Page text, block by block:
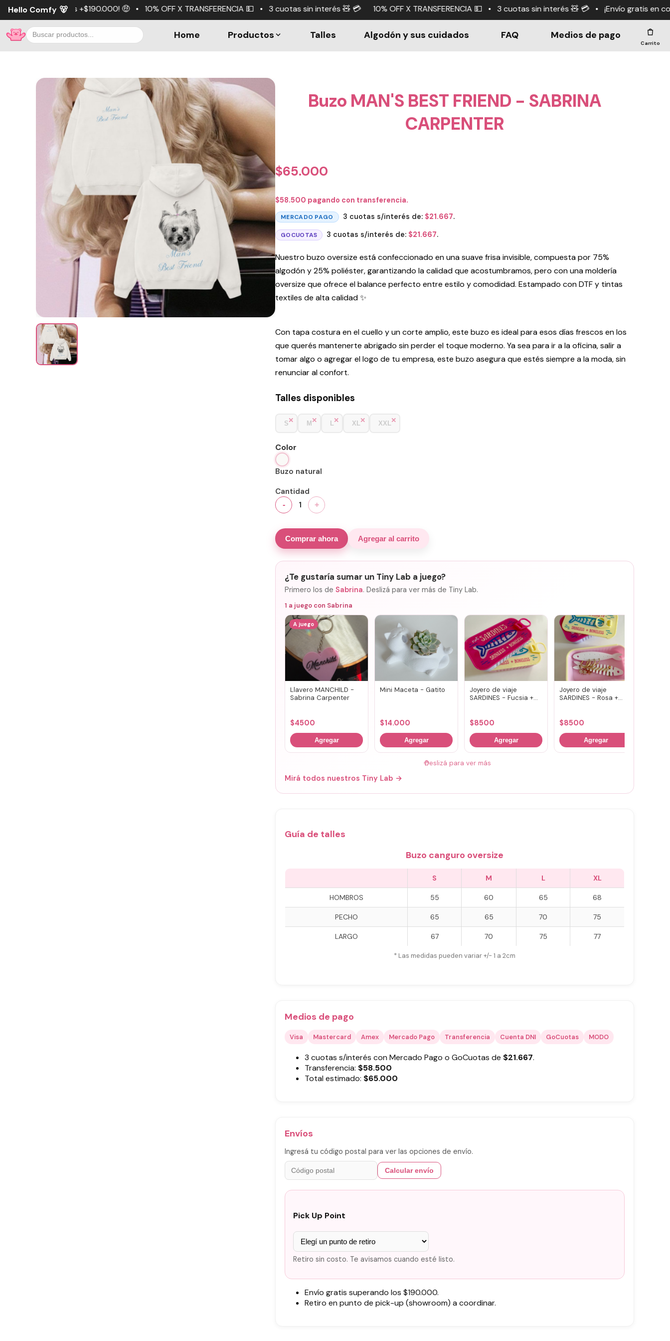
Hello Comfy 🐻
🤑 • 10% OFF X TRANSFERENCIA 💵 • 3 cuotas sin interés 🧸 💳 10% OFF X TRANSFERENCIA 💵 • 3 cuotas sin interés 🧸 💳 • ¡Envío gratis en compras +$190.000! 🤑
Home Productos Talles Algodón y sus cuidados FAQ Medios de pago
Carrito
Buzo MAN'S BEST FRIEND - SABRINA
CARPENTER
$65.000
$58.500 pagando con transferencia.
MERCADO PAGO 3 cuotas s/interés de: $21.667.
GOCUOTAS 3 cuotas s/interés de: $21.667.
Nuestro buzo oversize está confeccionado en una suave frisa invisible, compuesta por 75%
algodón y 25% poliéster, garantizando la calidad que acostumbramos, pero con una moldería
oversize que ofrece el balance perfecto entre estilo y comodidad. Estampado con DTF y tintas
textiles de alta calidad ✨
Con tapa costura en el cuello y un corte amplio, este buzo es ideal para esos días frescos en los
que querés mantenerte abrigado sin perder el toque moderno. Ya sea para ir a la oficina, salir a
tomar algo o agregar el logo de tu empresa, este buzo asegura que estés siempre a la moda, sin
renunciar al confort.
Talles disponibles
S M L XL XXL
Color
Buzo natural
Cantidad
- 1 +
Comprar ahora Agregar al carrito
¿Te gustaría sumar un Tiny Lab a juego?
Primero los de Sabrina. Deslizá para ver más de Tiny Lab.
1 a juego con Sabrina
A juego
Llavero MANCHILD -
Sabrina Carpenter
$4500
Agregar
Mini Maceta - Gatito
$14.000
Agregar
Joyero de viaje
SARDINES - Fucsia +
$8500
Agregar
Joyero de viaje
SARDINES - Rosa +
$8500
Agregar
🤚
Deslizá para ver más
Mirá todos nuestros Tiny Lab →
Guía de talles
Buzo canguro oversize
S M L XL
HOMBROS 55 60 65 68
PECHO 65 65 70 75
LARGO 67 70 75 77
* Las medidas pueden variar +/- 1 a 2cm
Medios de pago
Visa Mastercard Amex Mercado Pago Transferencia Cuenta DNI GoCuotas MODO
3 cuotas s/interés con Mercado Pago o GoCuotas de $21.667.
Transferencia: $58.500
Total estimado: $65.000
Envíos
Ingresá tu código postal para ver las opciones de envío.
Calcular envío
Pick Up Point
Retiro sin costo. Te avisamos cuando esté listo.
Envío gratis superando los $190.000.
Retiro en punto de pick-up (showroom) a coordinar.